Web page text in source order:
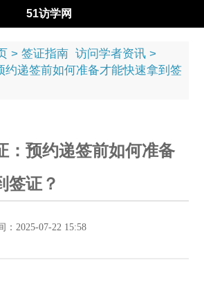
51访学网
> 签证指南 访问学者资讯 >
约递签前如何准备才能快速拿到签
：预约递签前如何准备
签证？
2025-07-22 15:58